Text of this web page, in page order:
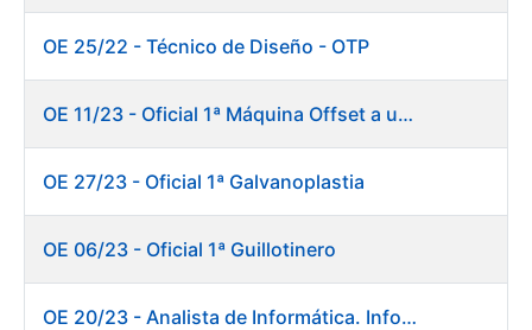
OE 25/22 - Técnico de Diseño - OTP
OE 11/23 - Oficial 1ª Máquina Offset a un color
OE 27/23 - Oficial 1ª Galvanoplastia
OE 06/23 - Oficial 1ª Guillotinero
OE 20/23 - Analista de Informática. Informática.